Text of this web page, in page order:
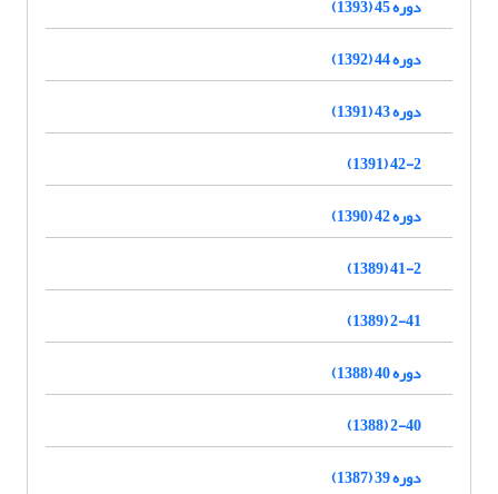
دوره 45 (1393)
دوره 44 (1392)
دوره 43 (1391)
42-2 (1391)
دوره 42 (1390)
41-2 (1389)
2-41 (1389)
دوره 40 (1388)
2-40 (1388)
دوره 39 (1387)